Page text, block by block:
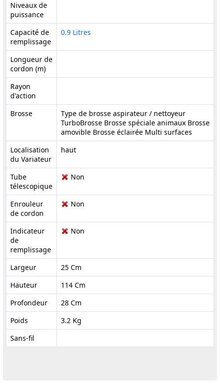
Niveaux de
puissance
Capacité de
remplissage
0.9 Litres
Longueur de
cordon (m)
Rayon
d'action
Brosse
Type de brosse aspirateur / nettoyeur
TurboBrosse Brosse spéciale animaux Brosse
amovible Brosse éclairée Multi surfaces
Localisation
du Variateur
haut
Tube
télescopique
Non
Enrouleur
de cordon
Non
Indicateur
de
remplissage
Non
Largeur
25 Cm
Hauteur
114 Cm
Profondeur
28 Cm
Poids
3.2 Kg
Sans-fil